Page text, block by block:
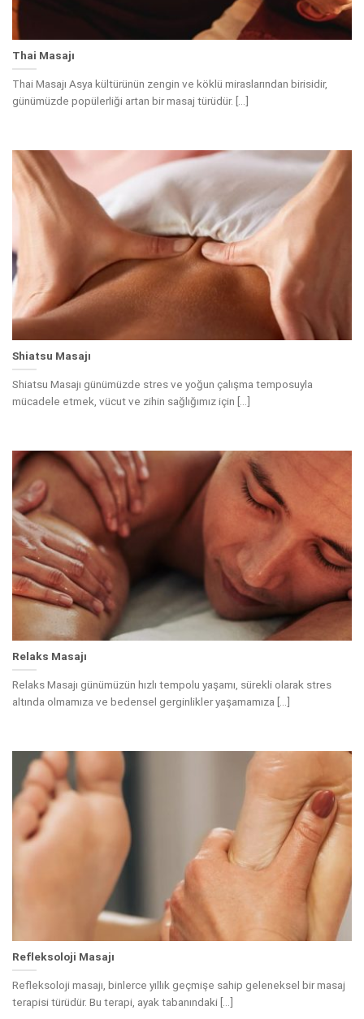
Thai Masajı
Thai Masajı Asya kültürünün zengin ve köklü miraslarından birisidir,
günümüzde popülerliği artan bir masaj türüdür. [...]
Shiatsu Masajı
Shiatsu Masajı günümüzde stres ve yoğun çalışma temposuyla
mücadele etmek, vücut ve zihin sağlığımız için [...]
Relaks Masajı
Relaks Masajı günümüzün hızlı tempolu yaşamı, sürekli olarak stres
altında olmamıza ve bedensel gerginlikler yaşamamıza [...]
Refleksoloji Masajı
Refleksoloji masajı, binlerce yıllık geçmişe sahip geleneksel bir masaj
terapisi türüdür. Bu terapi, ayak tabanındaki [...]